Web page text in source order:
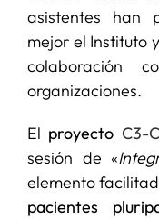
asistentes han
mejor el Instituto
colaboración
organizaciones.
El proyecto C3-
sesión de «
elemento
pacientes